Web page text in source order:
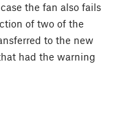
the fan also fails
of two of the
to the new
had the warning